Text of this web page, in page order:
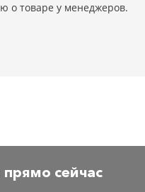
о товаре у менеджеров.
сейчас